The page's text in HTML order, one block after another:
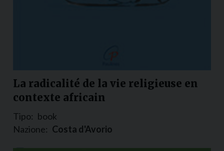
La radicalité de la vie religieuse en
contexte africain
Tipo: book
Nazione: Costa d'Avorio